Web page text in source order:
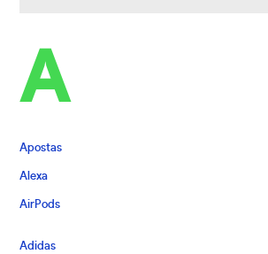
A
Apostas
Alexa
AirPods
Adidas